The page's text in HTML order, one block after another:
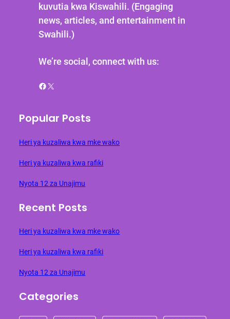
kuvutia kwa Kiswahili. (Engaging
news, articles, and entertainment in
Swahili.)
We’re social, connect with us:
Facebook X
Popular Posts
Heri ya kuzaliwa kwa mke wako
Heri ya kuzaliwa kwa rafiki
Nyota 12 za Unajimu
Recent Posts
Heri ya kuzaliwa kwa mke wako
Heri ya kuzaliwa kwa rafiki
Nyota 12 za Unajimu
Categories